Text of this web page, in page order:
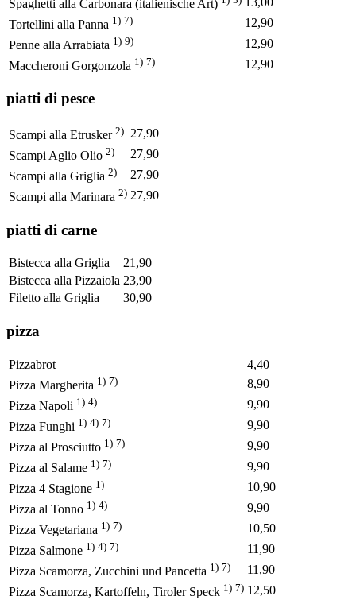
Spaghetti alla Carbonara (italienische Art)
Tortellini alla Panna 1) 7)
12,90
Penne alla Arrabiata 1) 9)
12,90
Maccheroni Gorgonzola 1) 7) 12,90
piatti di pesce
Scampi alla Etrusker 2) 27,90
Scampi Aglio Olio 2)
27,90
Scampi alla Griglia 2)
27,90
Scampi alla Marinara 2) 27,90
piatti di carne
Bistecca alla Griglia
21,90
Bistecca alla Pizzaiola 23,90
Filetto alla Griglia
30,90
pizza
Pizzabrot
4,40
Pizza Margherita 1) 7)
8,90
Pizza Napoli 1) 4)
9,90
Pizza Funghi 1) 4) 7)
9,90
Pizza al Prosciutto 1) 7)
9,90
Pizza al Salame 1) 7)
9,90
Pizza 4 Stagione 1)
10,90
Pizza al Tonno 1) 4)
9,90
Pizza Vegetariana 1) 7)
10,50
Pizza Salmone 1) 4) 7)
11,90
Pizza Scamorza, Zucchini und Pancetta 1) 7)
11,90
Pizza Scamorza, Kartoffeln, Tiroler Speck 1) 7) 12,50